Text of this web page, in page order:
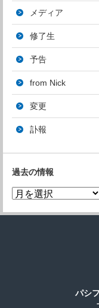
メディア
修了生
予告
from Nick
変更
訃報
過去の情報
パシ